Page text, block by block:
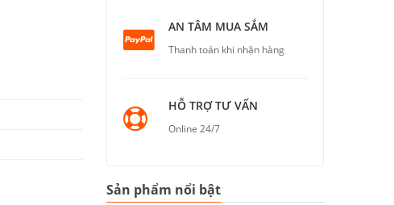
AN TÂM MUA SẮM
Thanh toán khi nhận hàng
HỖ TRỢ TƯ VẤN
Online 24/7
Sản phẩm nổi bật